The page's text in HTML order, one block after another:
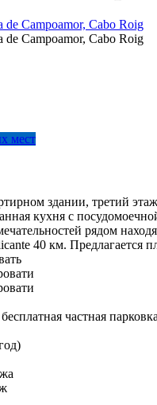
de Campoamor, Cabo Roig
de Campoamor, Cabo Roig
мест
здании, третий
кухня с
рядом
40 км. Предлагается
частная